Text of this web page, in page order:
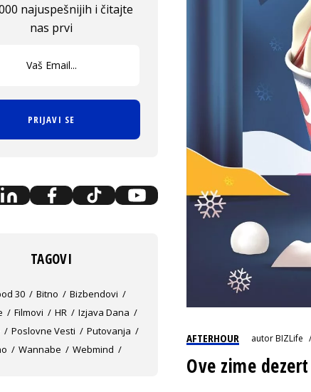
AFTERHOUR autorBIZLife
Ove zime
najuspešnijih i čitajte
nas prvi
PRIJAVI SE
TAGOVI
30 Bitno
Bizbendovi
Filmovi HR
Izjava Dana
Poslovne Vesti
Putovanja
Wannabe Webmind